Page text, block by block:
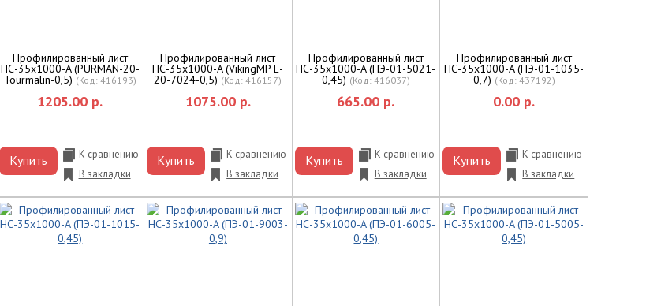
Профилированный лист
НС-35x1000-A (PURMAN-20-
Tourmalin-0,5) (Код: 416193)
1205.00 р.
Купить
К сравнению
В закладки
Профилированный лист
НС-35x1000-A (VikingMP E-
20-7024-0,5) (Код:416157)
1075.00 р.
Купить
К сравнению
В закладки
Профилированный лист
НС-35x1000-A (ПЭ-01-5021-
0,45) (Код: 416037)
665.00 р.
Купить
К сравнению
В закладки
Профилированный лист
НС-35х1000-A (ПЭ-01-1035-
0,7) (Код: 437192)
0.00 р.
Купить
К сравнению
В закладки